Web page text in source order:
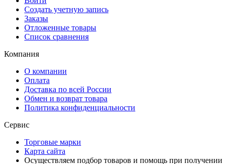
Создать учетную запись
Заказы
Отложенные товары
Список сравнения
Компания
О компании
Оплата
Доставка по всей России
Обмен и возврат товара
Политика конфиденциальности
Сервис
Торговые марки
Карта сайта
Осуществляем подбор товаров и помощь при получении